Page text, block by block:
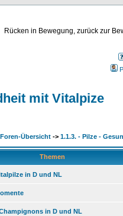
Rücken in Bewegung, zurück zur
mit Vitalpize
Übersicht -> 1.1.3. - Pilze -
Themen
in D und NL
in D und NL